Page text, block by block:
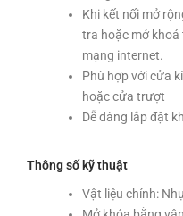
Khi kết nối mở
tra hoặc mở
mạng internet.
Phù hợp với cửa
hoặc cửa trượt
Dễ dàng lắp đặt
Thông số kỹ thuật
Vật liệu chính: